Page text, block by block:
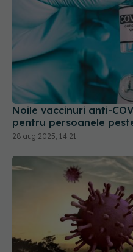
Noile vaccinuri anti-
pentru persoanele
28 aug 2025, 14:21